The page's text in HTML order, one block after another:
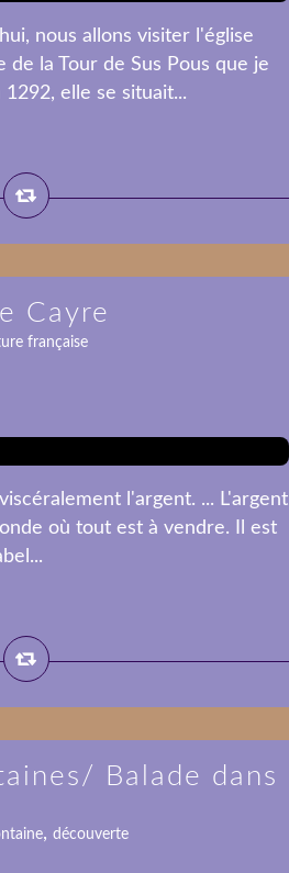
nous allons visiter l'église
la Tour de Sus Pous que je
elle se situait...
Cayre
française
l'argent. ... L'argent
où tout est à vendre. Il est
Balade dans
, découverte